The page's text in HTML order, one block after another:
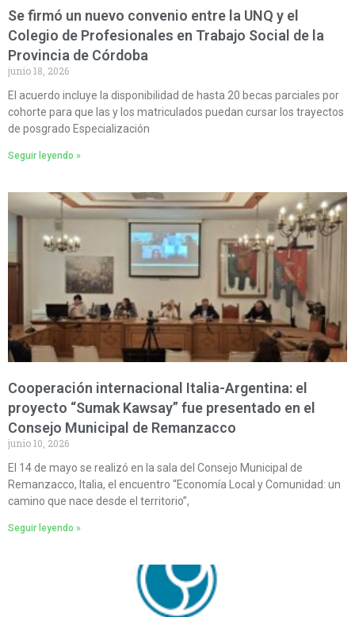
Se firmó un nuevo convenio entre la UNQ y el
Colegio de Profesionales en Trabajo Social de la
Provincia de Córdoba
junio 18, 2026
El acuerdo incluye la disponibilidad de hasta 20 becas parciales por
cohorte para que las y los matriculados puedan cursar los trayectos
de posgrado Especialización
Seguir leyendo »
Cooperación internacional Italia-Argentina: el
proyecto “Sumak Kawsay” fue presentado en el
Consejo Municipal de Remanzacco
junio 10, 2026
El 14 de mayo se realizó en la sala del Consejo Municipal de
Remanzacco, Italia, el encuentro “Economía Local y Comunidad: un
camino que nace desde el territorio”,
Seguir leyendo »